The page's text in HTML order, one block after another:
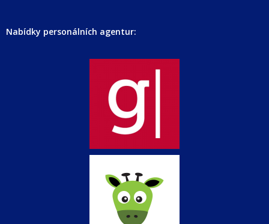
Nabídky personálních agentur: